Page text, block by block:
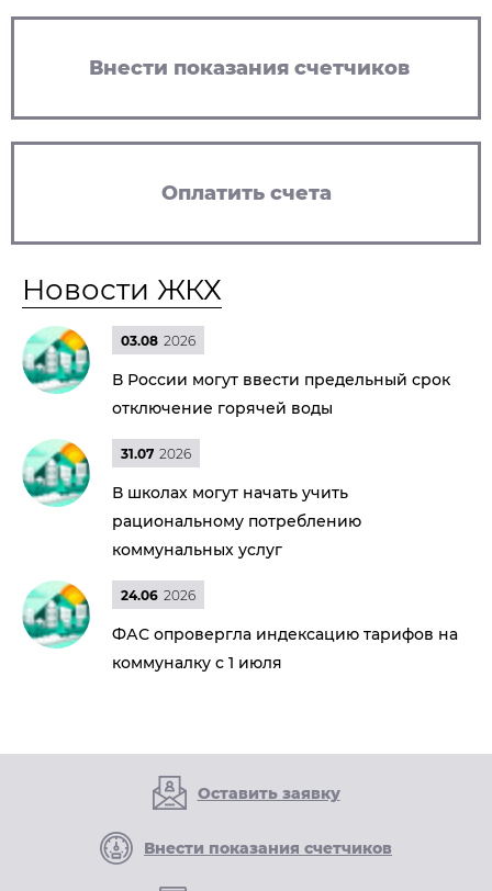
Внести показания счетчиков
Оплатить счета
Новости ЖКХ
03.08 2026
В России могут ввести предельный срок
отключение горячей воды
31.07 2026
В школах могут начать учить
рациональному потреблению
коммунальных услуг
24.06 2026
ФАС опровергла индексацию тарифов на
коммуналку с 1 июля
Оставить заявку
Внести показания счетчиков